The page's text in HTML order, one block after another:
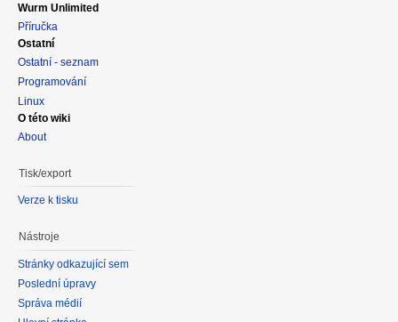
Wurm Unlimited
Příručka
Ostatní
Ostatní - seznam
Programování
Linux
O této wiki
About
Tisk/export
Verze k tisku
Nástroje
Stránky odkazující sem
Poslední úpravy
Správa médií